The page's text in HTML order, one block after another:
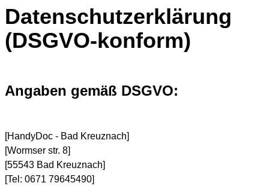
Datenschutzerklärung
(DSGVO-konform)
Angaben gemäß DSGVO:
[HandyDoc - Bad Kreuznach]
[Wormser str. 8]
[55543 Bad Kreuznach]
[Tel: 0671 79645490]